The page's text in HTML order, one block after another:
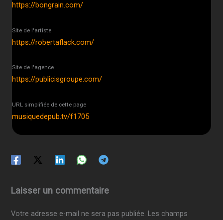
https://bongrain.com/
Site de l'artiste
https://robertaflack.com/
Site de l'agence
https://publicisgroupe.com/
URL simplifiée de cette page
musiquedepub.tv/f1705
Laisser un commentaire
Votre adresse e-mail ne sera pas publiée. Les champs